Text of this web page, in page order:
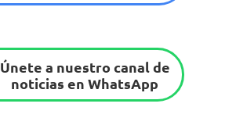
Únete a nuestro canal de
noticias en WhatsApp